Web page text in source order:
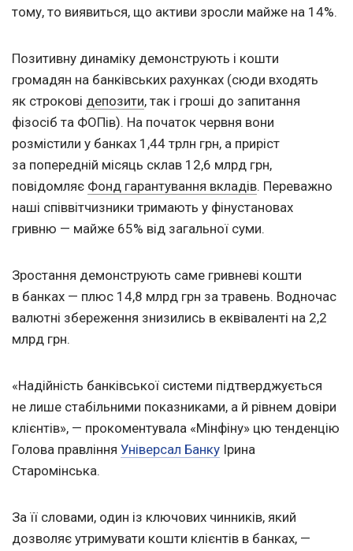
тому, то виявиться, що активи зросли майже на 14%.
Позитивну динаміку демонструють і кошти
громадян на банківських рахунках (сюди входять
як строкові депозити, так і гроші до запитання
фізосіб та ФОПів). На початок червня вони
розмістили у банках 1,44 трлн грн, а приріст
за попередній місяць склав 12,6 млрд грн,
повідомляє Фонд гарантування вкладів. Переважно
наші співвітчизники тримають у фінустановах
гривню — майже 65% від загальної суми.
Зростання демонструють саме гривневі кошти
в банках — плюс 14,8 млрд грн за травень. Водночас
валютні збереження знизились в еквіваленті на 2,2
млрд грн.
«Надійність банківської системи підтверджується
не лише стабільними показниками, а й рівнем довіри
клієнтів», — прокоментувала «Мінфіну» цю тенденцію
Голова правління Універсал Банку Ірина
Старомінська.
За її словами, один із ключових чинників, який
дозволяє утримувати кошти клієнтів в банках, —